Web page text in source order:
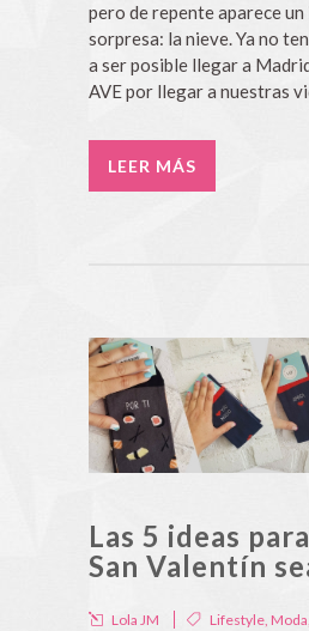
pero de repente aparece
sorpresa: la nieve. Ya no
a ser posible llegar a
AVE por llegar a nuestras
LEER MÁS
Las 5 ideas
San Valentín
Lola JM Lifestyle, Moda,